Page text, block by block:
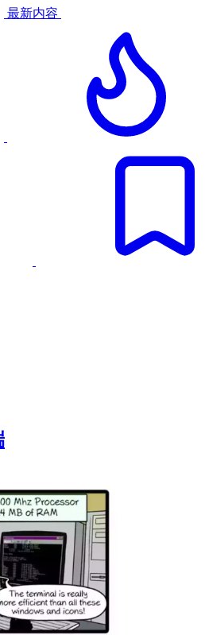
最新内容